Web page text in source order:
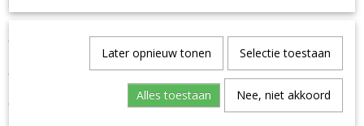
LET OP: De inhoud van elk pakket kan anders zijn en
verrassingspakketten mogen niet geretourneerd worden.
Verzending
Verzending binnen Nederland:
Later opnieuw tonen Selectie toestaan
Alles toestaan Nee, niet akkoord